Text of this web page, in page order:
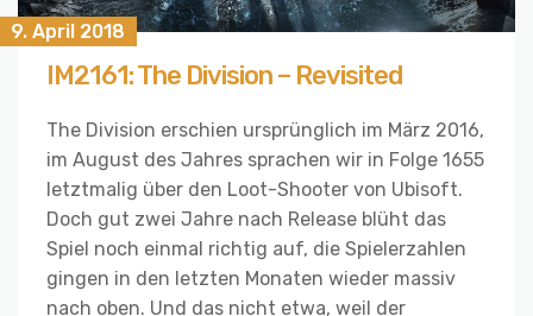
9. April 2018
IM2161: The Division – Revisited
The Division erschien ursprünglich im März 2016,
im August des Jahres sprachen wir in Folge 1655
letztmalig über den Loot-Shooter von Ubisoft.
Doch gut zwei Jahre nach Release blüht das
Spiel noch einmal richtig auf, die Spielerzahlen
gingen in den letzten Monaten wieder massiv
nach oben. Und das nicht etwa, weil der